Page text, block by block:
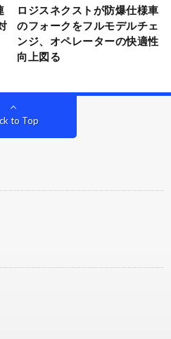
ロジスネクストが防爆仕様車
のフォークをフルモデルチェ
ンジ、オペレーターの快適性
向上図る
to Top